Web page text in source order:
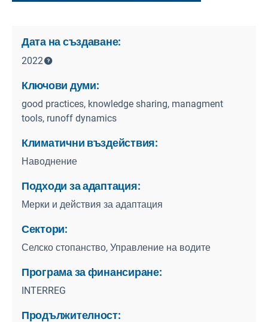
Дата на създаване:
2022
Ключови думи:
good practices, knowledge sharing, managment
tools, runoff dynamics
Климатични въздействия:
Наводнение
Подходи за адаптация:
Мерки и действия за адаптация
Сектори:
Селско стопанство, Управление на водите
Програма за финансиране:
INTERREG
Продължителност: